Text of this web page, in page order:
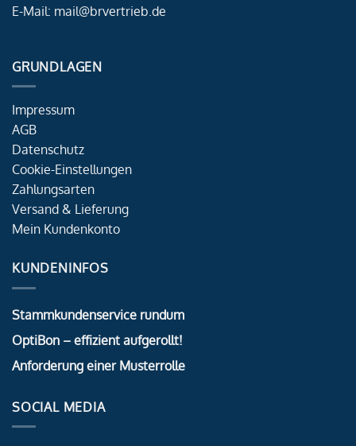
E-Mail: mail@brvertrieb.de
GRUNDLAGEN
Impressum
AGB
Datenschutz
Cookie-Einstellungen
Zahlungsarten
Versand & Lieferung
Mein Kundenkonto
KUNDENINFOS
Stammkundenservice rundum
OptiBon – effizient aufgerollt!
Anforderung einer Musterrolle
SOCIAL MEDIA